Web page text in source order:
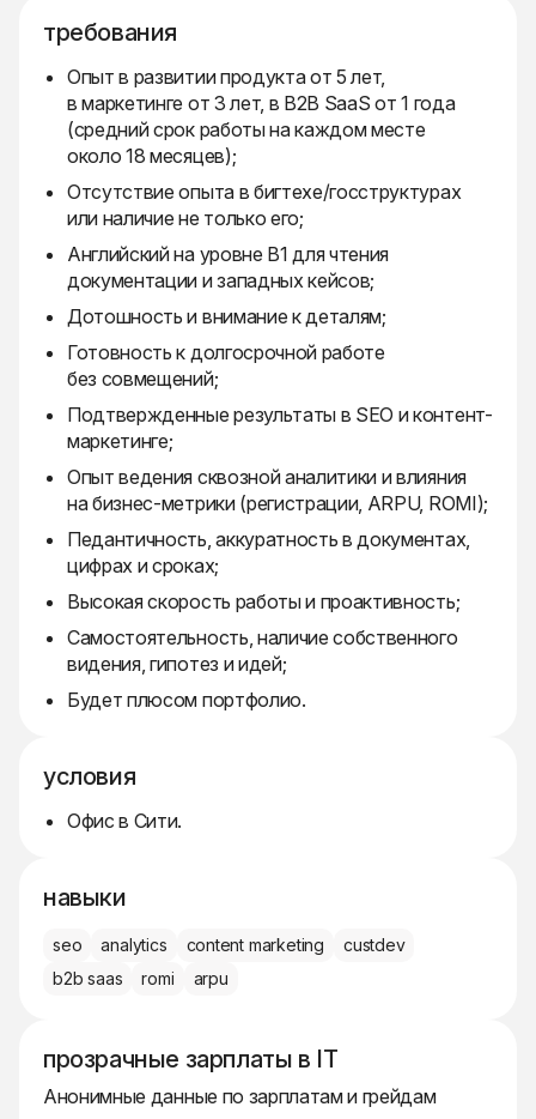
требования
Опыт в развитии продукта от 5 лет,
в маркетинге от 3 лет, в B2B SaaS от 1 года
(средний срок работы на каждом месте
около 18 месяцев);
Отсутствие опыта в бигтехе/госструктурах
или наличие не только его;
Английский на уровне B1 для чтения
документации и западных кейсов;
Дотошность и внимание к деталям;
Готовность к долгосрочной работе
без совмещений;
Подтвержденные результаты в SEO и контент-
маркетинге;
Опыт ведения сквозной аналитики и влияния
на бизнес-метрики (регистрации, ARPU, ROMI);
Педантичность, аккуратность в документах,
цифрах и сроках;
Высокая скорость работы и проактивность;
Самостоятельность, наличие собственного
видения, гипотез и идей;
Будет плюсом портфолио.
условия
Офис в Сити.
навыки
seo analytics content marketing
custdev
b2b saas
romi arpu
прозрачные зарплаты в IT
Анонимные данные по зарплатам и грейдам